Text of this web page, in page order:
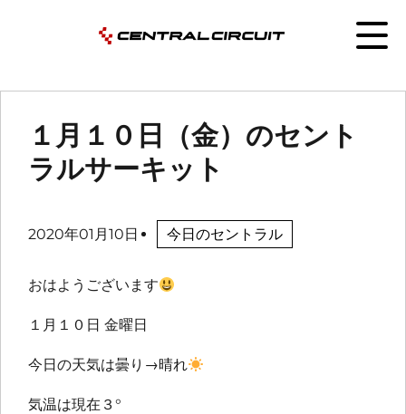
１月１０日（金）のセント
ラルサーキット
2020年01月10日 今日のセントラル
おはようございます
１月１０日 金曜日
今日の天気は曇り→晴れ
気温は現在３°